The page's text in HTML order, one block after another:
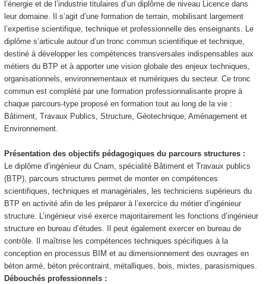
l’énergie et de l’industrie titulaires d’un diplôme de niveau Licence dans
leur domaine. Il s’agit d’une formation de terrain, mobilisant largement
l’expertise scientifique, technique et professionnelle des enseignants. Le
diplôme s’articule autour d’un tronc commun scientifique et technique,
destiné à développer les compétences transversales indispensables aux
métiers du BTP et à apporter une vision globale des enjeux techniques,
organisationnels, environnementaux et numériques du secteur. Ce tronc
commun est complété par une formation professionnalisante propre à
chaque parcours-type proposé en formation tout au long de la vie :
Bâtiment, Travaux Publics, Structure, Géotechnique, Aménagement et
Environnement.
Présentation des objectifs pédagogiques du parcours structures :
Le diplôme d’ingénieur du Cnam, spécialité Bâtiment et Travaux publics
(BTP), parcours structures permet de monter en compétences
scientifiques, techniques et managériales, les techniciens supérieurs du
BTP en activité afin de les préparer à l’exercice du métier d’ingénieur
structure. L’ingénieur visé exerce majoritairement les fonctions d’ingénieur
structure en bureau d’études. Il peut également exercer en bureau de
contrôle. Il maîtrise les compétences techniques spécifiques à la
conception en processus BIM et au dimensionnement des ouvrages en
béton armé, béton précontraint, métalliques, bois, mixtes, parasismiques.
Débouchés professionnels :